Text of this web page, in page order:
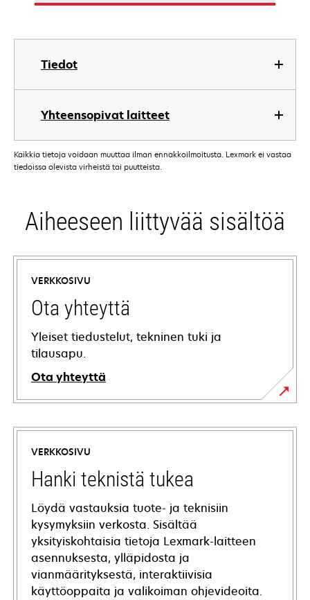
Tiedot
Yhteensopivat laitteet
Kaikkia tietoja voidaan muuttaa ilman ennakkoilmoitusta. Lexmark ei vastaa
tiedoissa olevista virheistä tai puutteista.
Aiheeseen liittyvää sisältöä
VERKKOSIVU
Ota yhteyttä
Yleiset tiedustelut, tekninen tuki ja
tilausapu.
Ota yhteyttä
VERKKOSIVU
Hanki teknistä tukea
Löydä vastauksia tuote- ja teknisiin
kysymyksiin verkosta. Sisältää
yksityiskohtaisia tietoja Lexmark-laitteen
asennuksesta, ylläpidosta ja
vianmäärityksestä, interaktiivisia
käyttöoppaita ja valikoiman ohjevideoita.